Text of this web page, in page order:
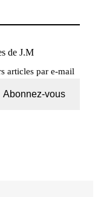
de J.M
articles par e-mail
Abonnez-vous